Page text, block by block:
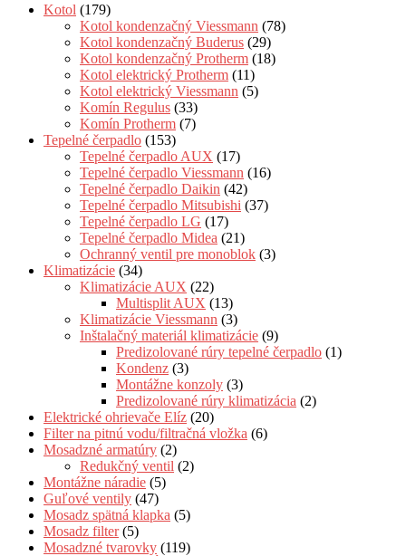
Kotol (179)
Kotol kondenzačný Viessmann (78)
Kotol kondenzačný Buderus (29)
Kotol kondenzačný Protherm (18)
Kotol elektrický Protherm (11)
Kotol elektrický Viessmann (5)
Komín Regulus (33)
Komín Protherm (7)
Tepelné čerpadlo (153)
Tepelné čerpadlo AUX (17)
Tepelné čerpadlo Viessmann (16)
Tepelné čerpadlo Daikin (42)
Tepelné čerpadlo Mitsubishi (37)
Tepelné čerpadlo LG (17)
Tepelné čerpadlo Midea (21)
Ochranný ventil pre monoblok (3)
Klimatizácie (34)
Klimatizácie AUX (22)
Multisplit AUX (13)
Klimatizácie Viessmann (3)
Inštalačný materiál klimatizácie (9)
Predizolované rúry tepelné čerpadlo (1)
Kondenz (3)
Montážne konzoly (3)
Predizolované rúry klimatizácia (2)
Elektrické ohrievače Elíz (20)
Filter na pitnú vodu/filtračná vložka (6)
Mosadzné armatúry (2)
Redukčný ventil (2)
Montážne náradie (5)
Guľové ventily (47)
Mosadz spätná klapka (5)
Mosadz filter (5)
Mosadzné tvarovky (119)